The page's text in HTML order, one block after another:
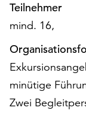
Cookies
werden
ohne
Ihr
Einverständnis
weiterhin
ausgeführt.
Teilnehmer
mind. 16,
minütige
Zwei